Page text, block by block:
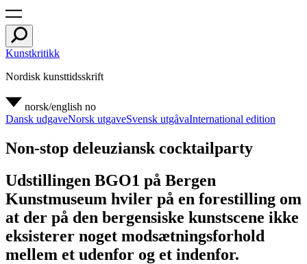
Kunstkritikk
Nordisk kunsttidsskrift
norsk/english no
Dansk udgaveNorsk utgaveSvensk utgåvaInternational edition
Non-stop deleuziansk cocktailparty
Udstillingen BGO1 på Bergen
Kunstmuseum hviler på en forestilling om
at der på den bergensiske kunstscene ikke
eksisterer noget modsætningsforhold
mellem et udenfor og et indenfor.